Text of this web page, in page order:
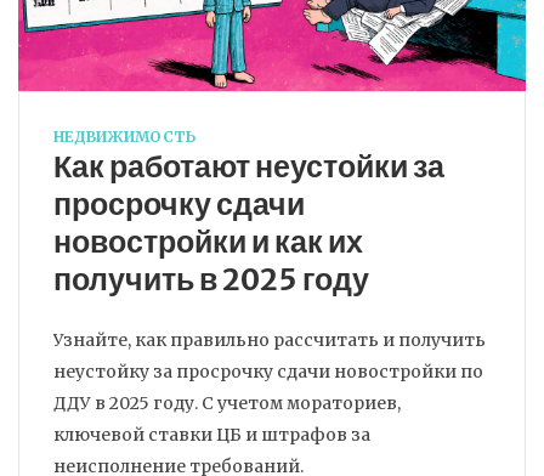
НЕДВИЖИМОСТЬ
Как работают неустойки за
просрочку сдачи
новостройки и как их
получить в 2025 году
Узнайте, как правильно рассчитать и получить
неустойку за просрочку сдачи новостройки по
ДДУ в 2025 году. С учетом мораториев,
ключевой ставки ЦБ и штрафов за
неисполнение требований.